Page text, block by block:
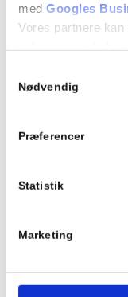
med Googles
Vores partnere
Nødvendig
Præferencer
Statistik
Marketing
Hvad
Det kan være
kørekort, og ofte
os gerne hvis
Motorcykel
MC